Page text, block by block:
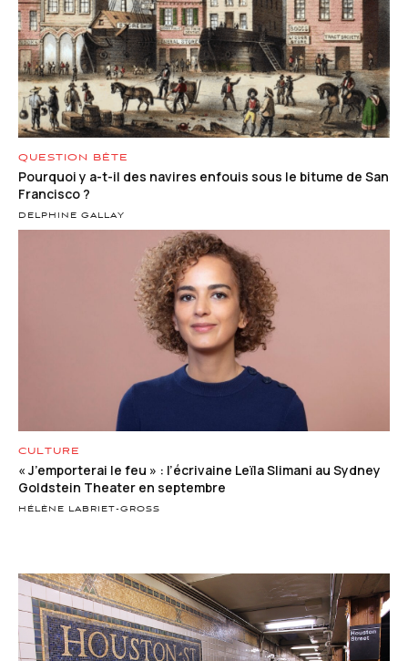
QUESTION BÊTE
Pourquoi y a-t-il des navires enfouis sous le bitume de San
Francisco ?
DELPHINE GALLAY
CULTURE
« J’emporterai le feu » : l’écrivaine Leïla Slimani au Sydney
Goldstein Theater en septembre
HÉLÈNE LABRIET-GROSS